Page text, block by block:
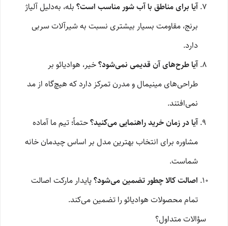
آیا برای مناطق با آب شور مناسب است؟ بله، به‌دلیل آلیاژ
برنج، مقاومت بسیار بیشتری نسبت به شیرآلات سربی
دارد.
آیا طرح‌های آن قدیمی نمی‌شود؟خیر، هوادیائو بر
طراحی‌های مینیمال و مدرن تمرکز دارد که هیچ‌گاه از مد
نمی‌افتند.
آیا در زمان خرید راهنمایی می‌کنید؟حتماً؛ تیم ما آماده
مشاوره برای انتخاب بهترین مدل بر اساس چیدمان خانه
شماست.
اصالت کالا چطور تضمین می‌شود؟پایدار مارکت اصالت
تمام محصولات هوادیائو را تضمین می‌کند.
سؤالات متداول؟